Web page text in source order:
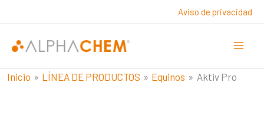
contenido
Aviso de privacidad
Inicio LÍNEA DE PRODUCTOS Equinos Aktiv Pro